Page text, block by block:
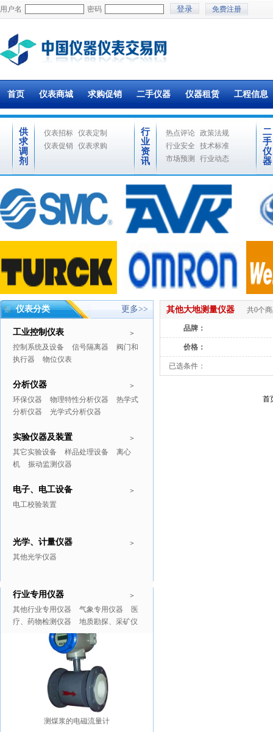
用户名 密码 免费注册
首页 仪表商城 求购促销 二手仪器 仪器租赁 工程信息
供
求
调
剂
仪表招标 仪表定制
仪表促销
仪表求购
行
业
资
讯
热点评论 政策法规
行业安全
技术标准
市场预测
行业动态
二
手
仪
器
仪表分类 更多>>
>
工业控制仪表
控制系统及设备 信号隔离器
阀门和
执行器
物位仪表
>
分析仪器
环保仪器 物理特性分析仪器
热学式
分析仪器
光学式分析仪器
>
实验仪器及装置
其它实验设备 样品处理设备
离心
机
振动监测仪器
>
电子、电工设备
电工校验装置
>
光学、计量仪器
其他光学仪器
>
行业专用仪器
其他行业专用仪器 气象专用仪器
医
疗、药物检测仪器
地质勘探、采矿仪
推广商品 更多>>
测煤浆的电磁流量计
其他大地测量仪器 共0个
品牌：
价格：
已选条件：
首